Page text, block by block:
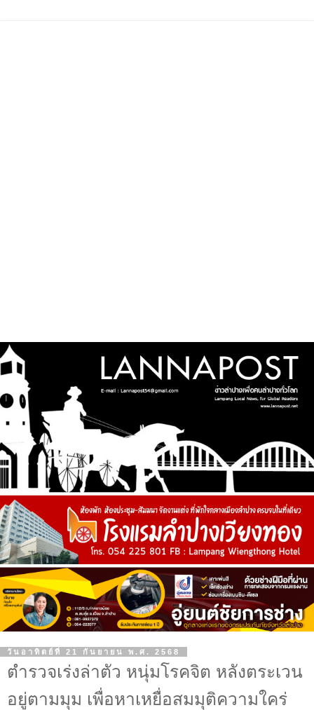
วันอาทิตย์ที่ 21 กันยายน พ.ศ. 2568
ตำรวจเร่งล่าตัว หนุ่มโรคจิต หลังตระเวน
อยู่ตามมุม เพื่อหาเหยื่อสมมุติความใคร่